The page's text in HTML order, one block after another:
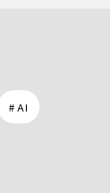
# AI